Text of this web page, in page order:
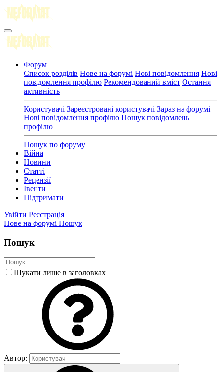
Форум
Список розділів Нове на форумі Нові повідомлення Нові
повідомлення профілю Рекомендований вміст Остання
активність
Користувачі Зареєстровані користувачі Зараз на форумі
Нові повідомлення профілю Пошук повідомлень
профілю
Пошук по форуму
Війна
Новини
Статті
Рецензії
Івенти
Підтримати
Увійти Реєстрація
Нове на форумі Пошук
Пошук
Шукати лише в заголовках
Автор: